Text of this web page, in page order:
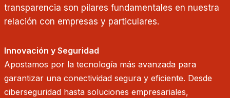
transparencia son pilares fundamentales en nuestra
relación con empresas y particulares.
Innovación y Seguridad
Apostamos por la tecnología más avanzada para
garantizar una conectividad segura y eficiente. Desde
ciberseguridad hasta soluciones empresariales,